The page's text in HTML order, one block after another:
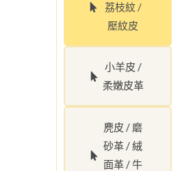
荔枝紋 /
壓紋皮
小羊皮 /
柔嫩皮革
麂皮 / 磨
砂革 / 絨
面革 / 牛